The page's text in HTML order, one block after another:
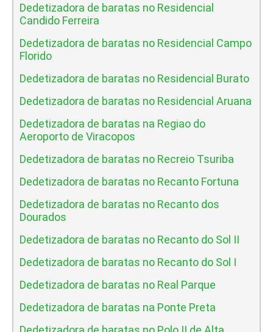
Dedetizadora de baratas no Residencial
Candido Ferreira
Dedetizadora de baratas no Residencial Campo
Florido
Dedetizadora de baratas no Residencial Burato
Dedetizadora de baratas no Residencial Aruana
Dedetizadora de baratas na Regiao do
Aeroporto de Viracopos
Dedetizadora de baratas no Recreio Tsuriba
Dedetizadora de baratas no Recanto Fortuna
Dedetizadora de baratas no Recanto dos
Dourados
Dedetizadora de baratas no Recanto do Sol II
Dedetizadora de baratas no Recanto do Sol I
Dedetizadora de baratas no Real Parque
Dedetizadora de baratas na Ponte Preta